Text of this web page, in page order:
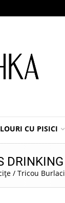
CU PISICI
/ Tricou